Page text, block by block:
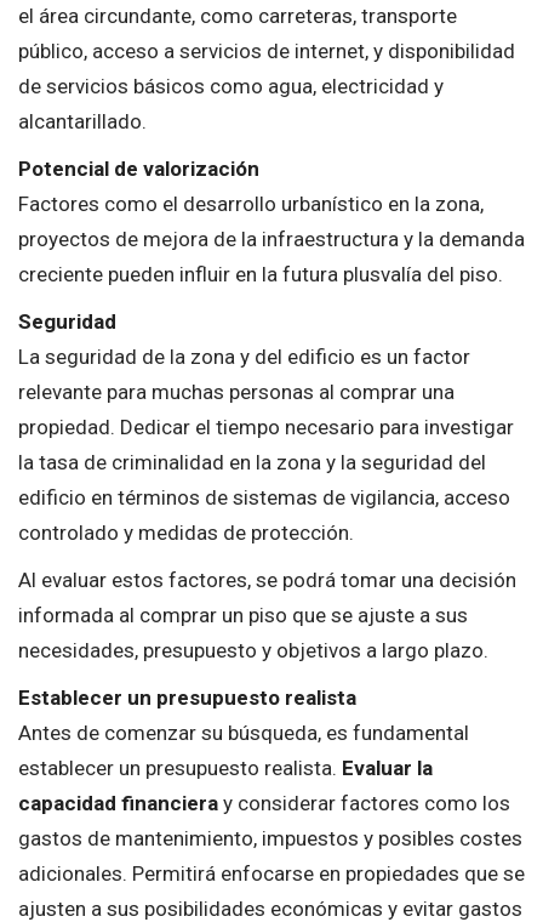
el área circundante, como carreteras, transporte
público, acceso a servicios de internet, y disponibilidad
de servicios básicos como agua, electricidad y
alcantarillado.
Potencial de valorización
Factores como el desarrollo urbanístico en la zona,
proyectos de mejora de la infraestructura y la demanda
creciente pueden influir en la futura plusvalía del piso.
Seguridad
La seguridad de la zona y del edificio es un factor
relevante para muchas personas al comprar una
propiedad. Dedicar el tiempo necesario para investigar
la tasa de criminalidad en la zona y la seguridad del
edificio en términos de sistemas de vigilancia, acceso
controlado y medidas de protección.
Al evaluar estos factores, se podrá tomar una decisión
informada al comprar un piso que se ajuste a sus
necesidades, presupuesto y objetivos a largo plazo.
Establecer un presupuesto realista
Antes de comenzar su búsqueda, es fundamental
establecer un presupuesto realista. Evaluar la
capacidad financiera y considerar factores como los
gastos de mantenimiento, impuestos y posibles costes
adicionales. Permitirá enfocarse en propiedades que se
ajusten a sus posibilidades económicas y evitar gastos